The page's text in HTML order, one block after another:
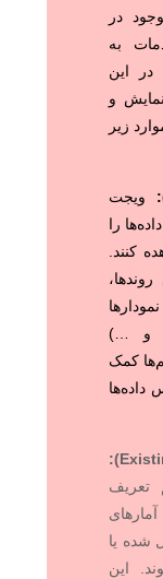
در
به
در این
و
زیر
ویجت
را
کنند.
و …)
کمک
داده‌ها
تعریف
شده یا
این